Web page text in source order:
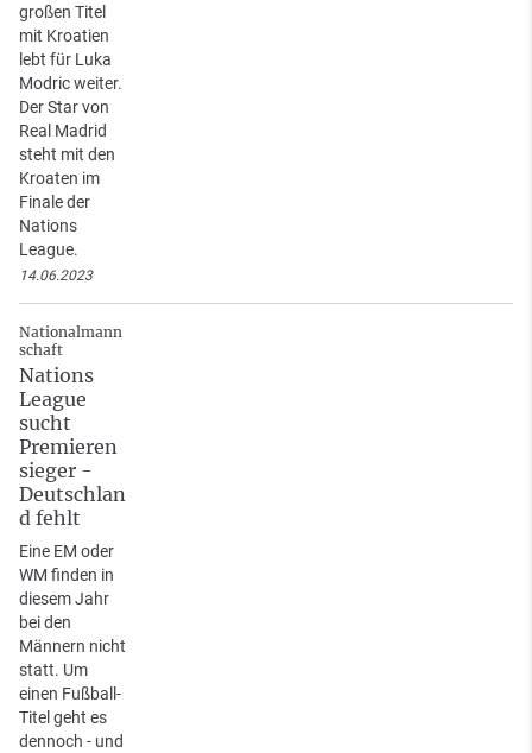
großen Titel
mit Kroatien
lebt für Luka
Modric weiter.
Der Star von
Real Madrid
steht mit den
Kroaten im
Finale der
Nations
League.
14.06.2023
Nationalmann
schaft
Nations
League
sucht
Premieren
sieger -
Deutschlan
d fehlt
Eine EM oder
WM finden in
diesem Jahr
bei den
Männern nicht
statt. Um
einen Fußball-
Titel geht es
dennoch - und